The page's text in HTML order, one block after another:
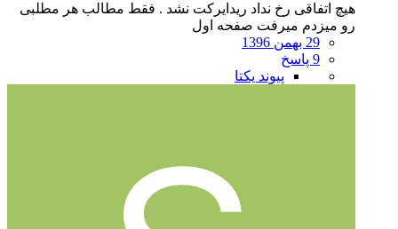
هیچ اتفاقی رخ نداد ریدایرکت نشد . فقط مطالب هر مطلبی
رو میزدم میرفت صفحه اول
29 بهمن 1396
9 پاسخ
پیوند یکتا